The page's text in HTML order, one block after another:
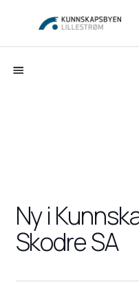
Ny i
Skodre SA